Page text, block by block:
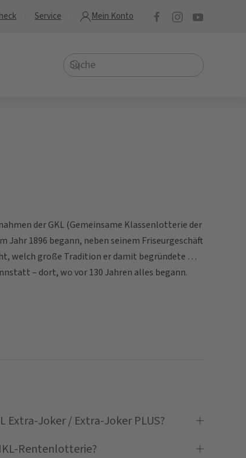
Service Mein Konto
der GKL (Gemeinsame Klassenlotterie der
Jahr 1896 begann, neben seinem Friseurgeschäft
welch große Tradition er damit begründete …
– dort, wo vor 130 Jahren alles begann.
Extra-Joker / Extra-Joker PLUS?
Rentenlotterie?